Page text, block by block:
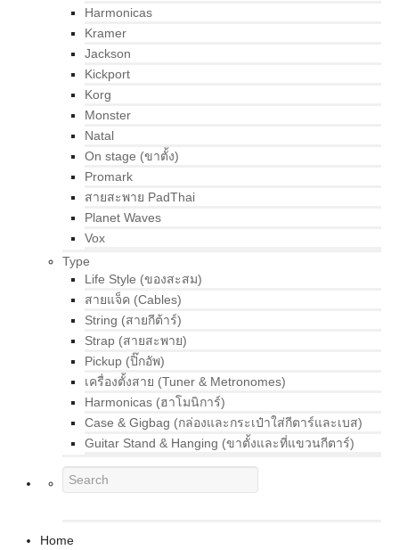
Harmonicas
Kramer
Jackson
Kickport
Korg
Monster
Natal
On stage (ขาตั้ง)
Promark
สายสะพาย PadThai
Planet Waves
Vox
Type
Life Style (ของสะสม)
สายแจ็ค (Cables)
String (สายกีต้าร์)
Strap (สายสะพาย)
Pickup (ปิ๊กอัพ)
เครื่องตั้งสาย (Tuner & Metronomes)
Harmonicas (ฮาโมนิการ์)
Case & Gigbag (กล่องและกระเป๋าใส่กีตาร์และเบส)
Guitar Stand & Hanging (ขาตั้งและที่แขวนกีตาร์)
Home